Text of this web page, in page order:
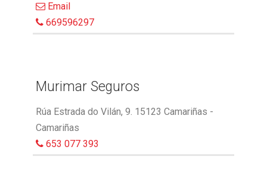
Email
669596297
Murimar Seguros
Rúa Estrada do Vilán, 9. 15123 Camariñas -
Camariñas
653 077 393